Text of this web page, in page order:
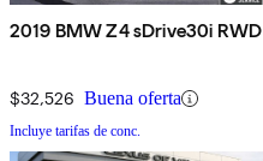
2019 BMW Z4 sDrive30i RWD
$32,526 Buena oferta
Incluye tarifas de conc.